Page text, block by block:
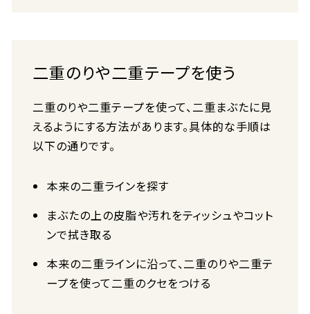
二重のりや二重テープを使う
二重のりや二重テープを使って、二重まぶたに見
えるようにする方法があります。具体的な手順は
以下の通りです。
本来の二重ラインを探す
まぶたの上の皮脂や汚れをティッシュやコット
ンで拭き取る
本来の二重ラインに沿って、二重のりや二重テ
ープを使って二重のクセをつける